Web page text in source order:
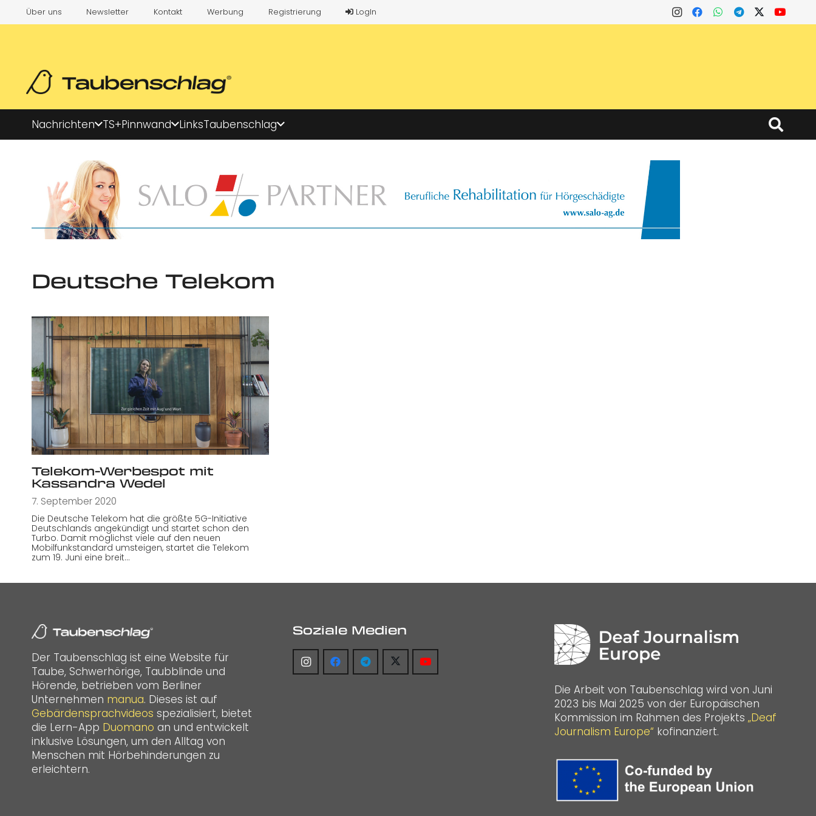
Über uns Newsletter Kontakt Werbung Registrierung LogIn
Nachrichten TS+Pinnwand LinksTaubenschlag
Deutsche Telekom
Telekom-Werbespot mit
Kassandra Wedel
7. September 2020
Die Deutsche Telekom hat die größte 5G-Initiative
Deutschlands angekündigt und startet schon den
Turbo. Damit möglichst viele auf den neuen
Mobilfunkstandard umsteigen, startet die Telekom
zum 19. Juni eine breit…
Der Taubenschlag ist eine Website für
Taube, Schwerhörige, Taubblinde und
Hörende, betrieben vom Berliner
Unternehmen manua. Dieses ist auf
Gebärdensprachvideos spezialisiert, bietet
die Lern-App Duomano an und entwickelt
inklusive Lösungen, um den Alltag von
Menschen mit Hörbehinderungen zu
erleichtern.
Soziale Medien
Die Arbeit von Taubenschlag wird von Juni
2023 bis Mai 2025 von der Europäischen
Kommission im Rahmen des Projekts „Deaf
Journalism Europe“ kofinanziert.